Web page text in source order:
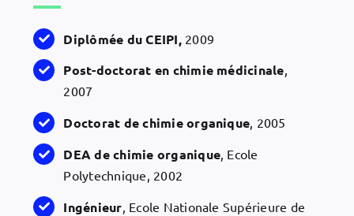
Diplômée du CEIPI, 2009
Post-doctorat en chimie médicinale,
2007
Doctorat de chimie organique, 2005
DEA de chimie organique , Ecole
Polytechnique, 2002
Ingénieur , Ecole Nationale Supérieure de